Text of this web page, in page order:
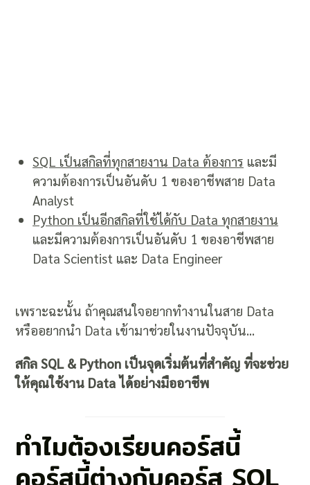
SQL เป็นสกิลที่ทุกสายงาน Data ต้องการ และมี
ความต้องการเป็นอันดับ 1 ของอาชีพสาย Data
Analyst
Python เป็นอีกสกิลที่ใช้ได้กับ Data ทุกสายงาน
และมีความต้องการเป็นอันดับ 1 ของอาชีพสาย
Data Scientist และ Data Engineer
เพราะฉะนั้น ถ้าคุณสนใจอยากทำงานในสาย Data
หรืออยากนำ Data เข้ามาช่วยในงานปัจจุบัน...
สกิล SQL & Python เป็นจุดเริ่มต้นที่สำคัญ ที่จะช่วย
ให้คุณใช้งาน Data ได้อย่างมืออาชีพ
ทำไมต้องเรียนคอร์สนี้
คอร์สนี้ต่างกับคอร์ส SQL